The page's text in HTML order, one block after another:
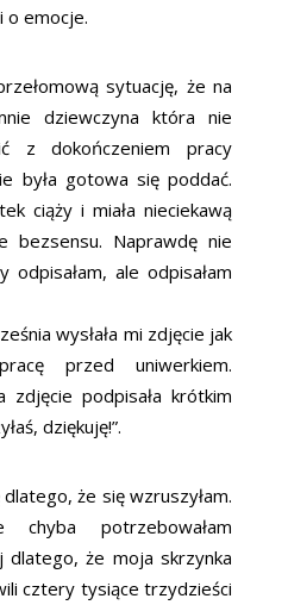
o emocje.
sytuację, że na
dziewczyna która nie
z dokończeniem pracy
była gotowa się poddać.
ciąży i miała nieciekawą
bezsensu. Naprawdę nie
ale odpisałam
wysłała mi zdjęcie jak
przed uniwerkiem.
zdjęcie podpisała krótkim
dziękuję!”.
dlatego, że się wzruszyłam.
potrzebowałam
dlatego, że moja skrzynka
cztery tysiące trzydzieści